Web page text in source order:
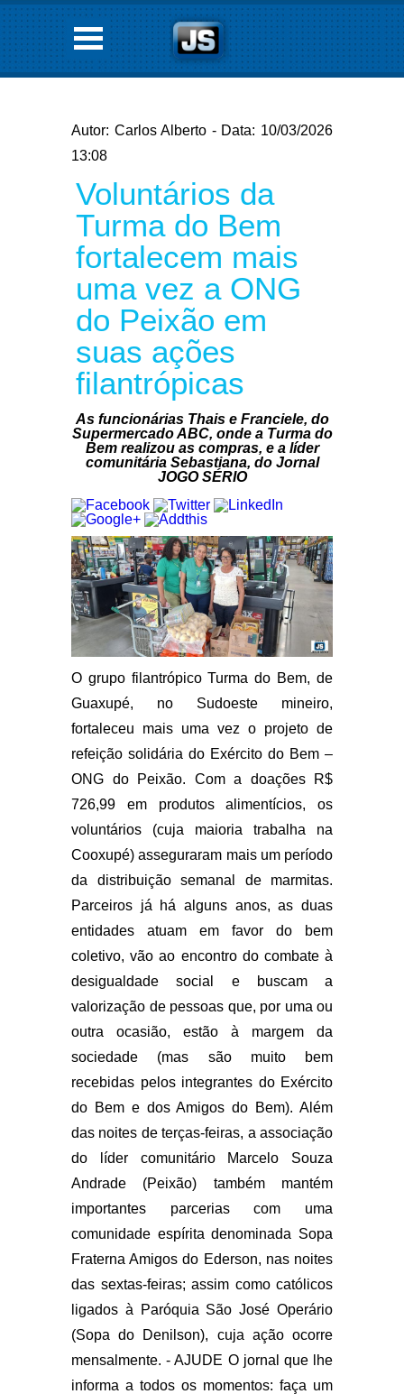
Autor: Carlos Alberto - Data: 10/03/2026
13:08
Voluntários da
Turma do Bem
fortalecem mais
uma vez a ONG
do Peixão em
suas ações
filantrópicas
As funcionárias Thais e Franciele, do
Supermercado ABC, onde a Turma do
Bem realizou as compras, e a líder
comunitária Sebastiana, do Jornal
JOGO SÉRIO
O grupo filantrópico Turma do Bem, de
Guaxupé, no Sudoeste mineiro,
fortaleceu mais uma vez o projeto de
refeição solidária do Exército do Bem –
ONG do Peixão. Com a doações R$
726,99 em produtos alimentícios, os
voluntários (cuja maioria trabalha na
Cooxupé) asseguraram mais um período
da distribuição semanal de marmitas.
Parceiros já há alguns anos, as duas
entidades atuam em favor do bem
coletivo, vão ao encontro do combate à
desigualdade social e buscam a
valorização de pessoas que, por uma ou
outra ocasião, estão à margem da
sociedade (mas são muito bem
recebidas pelos integrantes do Exército
do Bem e dos Amigos do Bem). Além
das noites de terças-feiras, a associação
do líder comunitário Marcelo Souza
Andrade (Peixão) também mantém
importantes parcerias com uma
comunidade espírita denominada Sopa
Fraterna Amigos do Ederson, nas noites
das sextas-feiras; assim como católicos
ligados à Paróquia São José Operário
(Sopa do Denilson), cuja ação ocorre
mensalmente. - AJUDE O jornal que lhe
informa a todos os momentos: faça um